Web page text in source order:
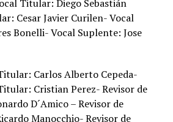
Titular: Diego Sebastián
Cesar Javier Curilen- Vocal
Bonelli- Vocal Suplente: Jose
Carlos Alberto Cepeda-
Cristian Perez- Revisor de
D´Amico – Revisor de
Manocchio- Revisor de